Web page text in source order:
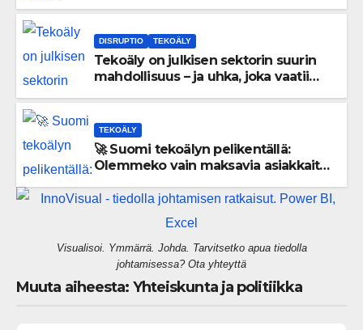
DISRUPTIO TEKOÄLY
Tekoäly on julkisen sektorin suurin
mahdollisuus – ja uhka, joka vaatii
TEKOÄLY
🚀 Suomi tekoälyn pelikentällä:
Olemmeko vain maksavia asiakkaita
gigatehtaan?
Visualisoi. Ymmärrä. Johda. Tarvitsetko apua tiedolla
johtamisessa? Ota yhteyttä
Muuta aiheesta: Yhteiskunta ja politiikka